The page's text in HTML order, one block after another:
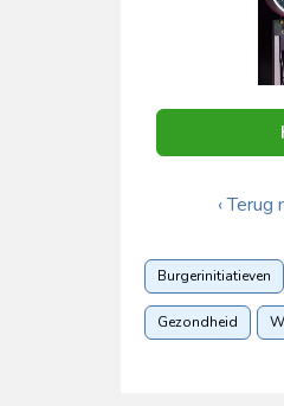
‹
Burgerinitiatieven
Gezondheid